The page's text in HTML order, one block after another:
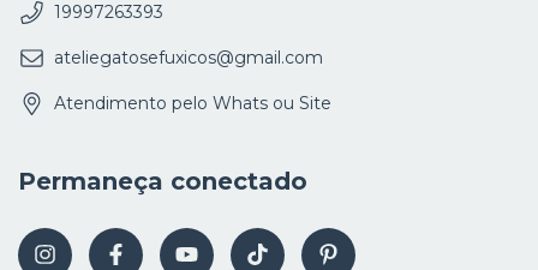
19997263393
ateliegatosefuxicos@gmail.com
Atendimento pelo Whats ou Site
Permaneça conectado